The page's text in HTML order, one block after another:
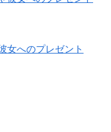
女へのプレゼント